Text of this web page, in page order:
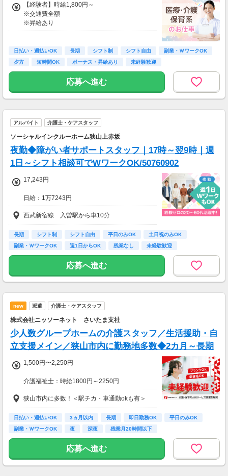
1万9000円
【月額報酬例】
売上65万2800円(1個160円×170個×24日)×90％
※上記は一例です。
【経験者】時給1,800円～
※交通費全額
※昇給あり
◎日勤／経験者の場合
・日収(1,800*8)円（時給1,800円×8h）
※資格手当あり（時給50円～UP/資格の種類に
よって異なる）
支払方法：週払い
※週払いOK（規定あり）
→金曜日締め最短翌週火曜日にお給料GET♪
（稼働開始時は手続き完了次第となります）
※車・バイク通勤に関して施設により異なる場
合あり（応相談）
日払い・週払いOK 長期 シフト制 シフト自由
副業・ＷワークOK
夕方
短時間OK ボーナス・昇給あり 未経験歓迎
応募へ進む
アルバイト 介護士・ケアスタッフ
ソーシャルインクルーホーム狭山上赤坂
夜勤◆障がい者サポートスタッフ｜17時～翌9時｜週
1日～シフト相談可でWワークOK/50760902
17,243円
日給：1万7243円
※深夜割増賃金含む
・交通費規定内支給（バイク通勤・車通勤OK）
・試用期間なし
・雇用期間の定めあり（原則6ヶ月、4月・10月
※個人評価、会社の経営状況により判断
※更新上限：年数及び回数に上限無し
・昇給あり（年2回 個人の評価による）
＜月8日出勤の場合＞
日給17243円×週2日=月収137944円
西武新宿線 入曽駅から車10分
長期 シフト制 シフト自由 平日のみOK
土日祝のみOK
副業・ＷワークOK
週1日からOK 残業なし 未経験歓迎
応募へ進む
new 派遣 介護士・ケアスタッフ
株式会社ニッソーネット さいたま支社
少人数グループホームの介護スタッフ／生活援助・自
立支援メイン／狭山市内に勤務地多数◆2カ月～長期
1,500円〜2,250円
介護福祉士：時給1800円～2250円
初任者以上：時給1600円～2000円
無資格の方：時給1500円～1875円
◆月26万以上
月収：264000円（時給1500円×8h×22日)
狭山市内に多数！＜駅チカ・車通勤okも有＞
日払い・週払いOK 3ヵ月以内 長期 即日勤務OK
平日のみOK
副業・ＷワークOK
夜 深夜 残業月20時間以下
応募へ進む